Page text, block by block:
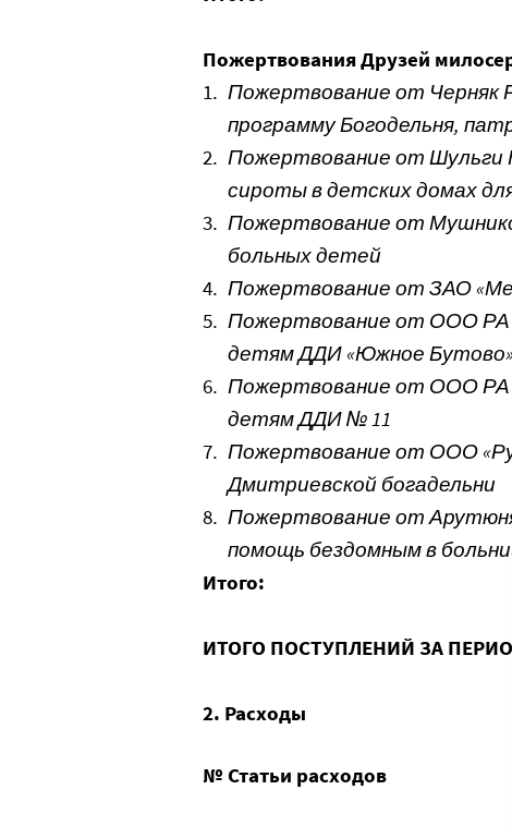
Пожертвования Друзей
1. Пожертвование от Черняк
программу Богодельня,
2. Пожертвование от Шульги
сироты в детских домах
3. Пожертвование от
больных детей
4. Пожертвование от ЗАО
5. Пожертвование от ООО РА
детям ДДИ «Южное Бутово»
6. Пожертвование от ООО РА
детям ДДИ № 11
7. Пожертвование от ООО
Дмитриевской богадельни
8. Пожертвование от
помощь бездомным в
Итого:
ИТОГО ПОСТУПЛЕНИЙ ЗА
2. Расходы
№ Статьи расходов